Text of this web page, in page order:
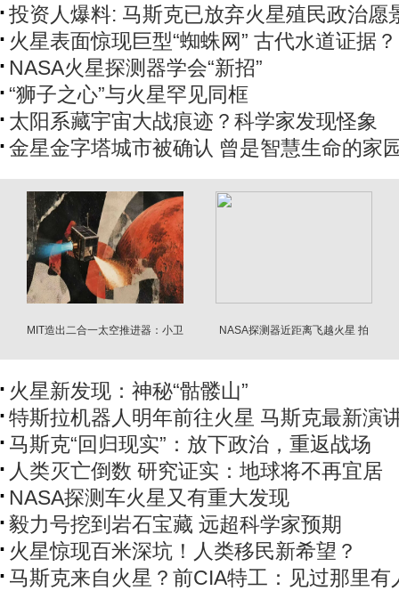
投资人爆料: 马斯克已放弃火星殖民政治愿
火星表面惊现巨型“蜘蛛网” 古代水道证据？
NASA火星探测器学会“新招”
“狮子之心”与火星罕见同框
太阳系藏宇宙大战痕迹？科学家发现怪象
金星金字塔城市被确认 曾是智慧生命的家
MIT造出二合一太空推进器：小卫
NASA探测器近距离飞越火星 拍
火星新发现：神秘“骷髅山”
特斯拉机器人明年前往火星 马斯克最新演
马斯克“回归现实”：放下政治，重返战场
人类灭亡倒数 研究证实：地球将不再宜居
NASA探测车火星又有重大发现
毅力号挖到岩石宝藏 远超科学家预期
火星惊现百米深坑！人类移民新希望？
马斯克来自火星？前CIA特工：见过那里有